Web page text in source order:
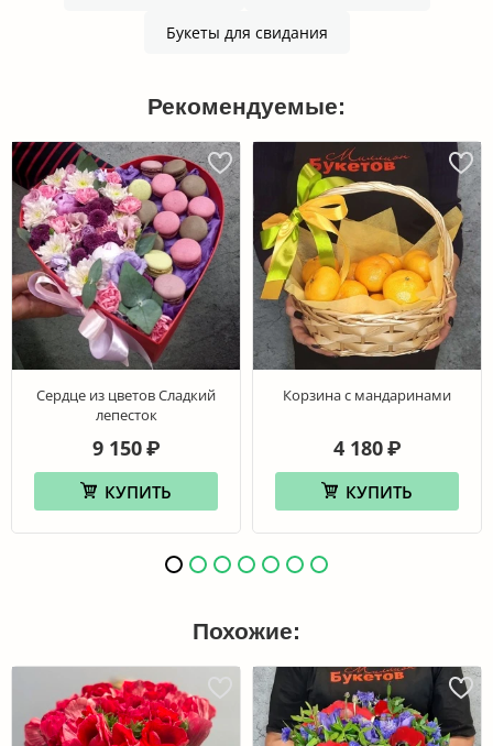
Букеты для свидания
Рекомендуемые:
Сердце из цветов Сладкий
лепесток
9 150 ₽
КУПИТЬ
Корзина с мандаринами
4 180 ₽
КУПИТЬ
Похожие: